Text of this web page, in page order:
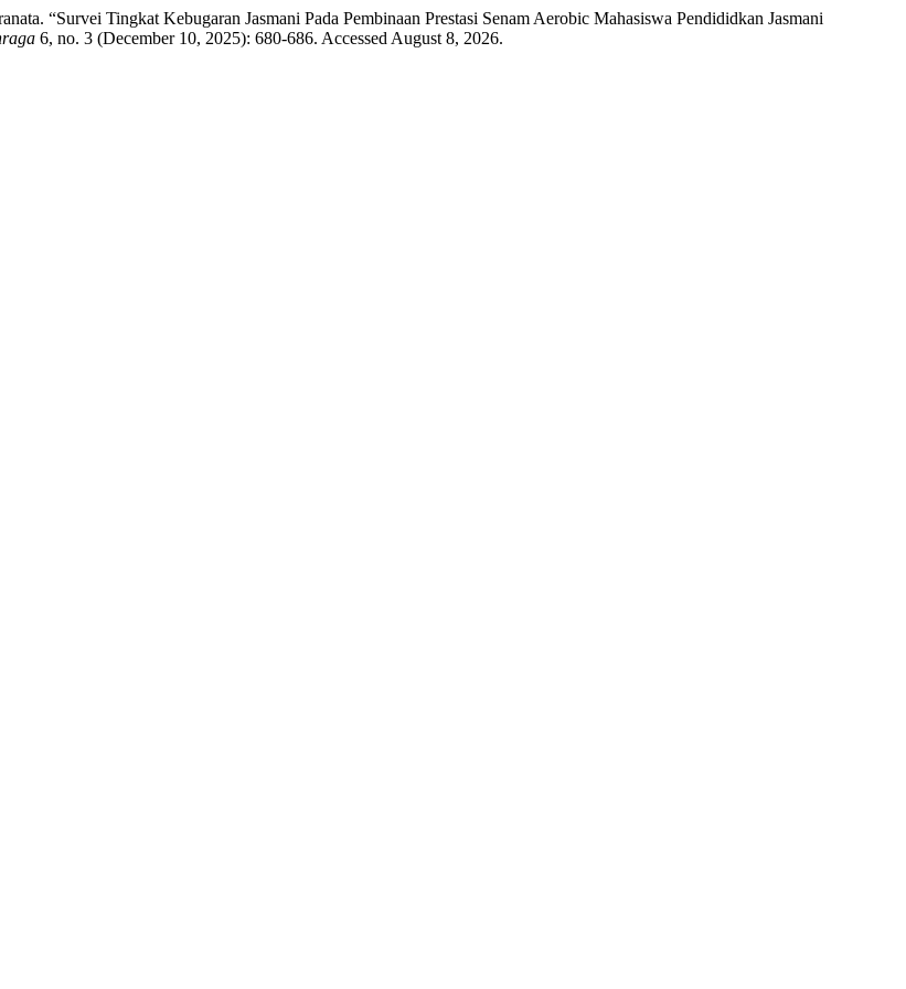
“Survei Tingkat Kebugaran Jasmani Pada Pembinaan Prestasi Senam Aerobic Mahasiswa Pendididkan Jasmani
6, no. 3 (December 10, 2025): 680-686. Accessed August 8, 2026.